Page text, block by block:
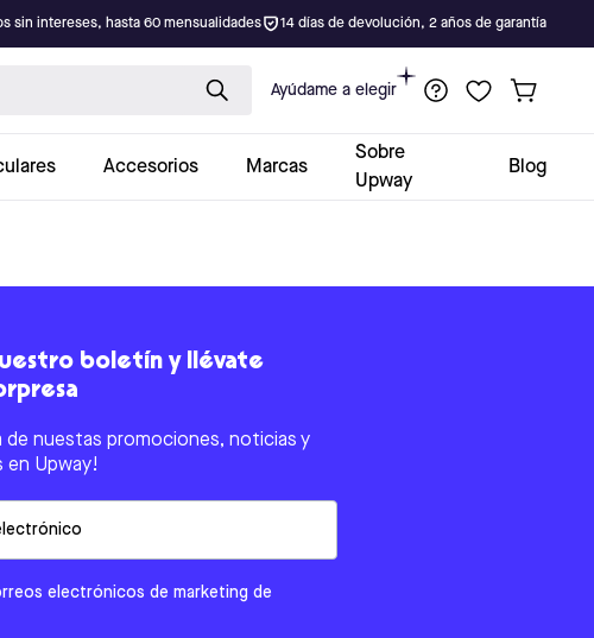
sin intereses, hasta 60 mensualidades 14 días de devolución, 2 años de garantía
Ayúdame a elegir
Accesorios Marcas
Sobre
Upway
Blog
boletín y llévate
de nuestas promociones, noticias y
en Upway!
electrónicos de marketing de